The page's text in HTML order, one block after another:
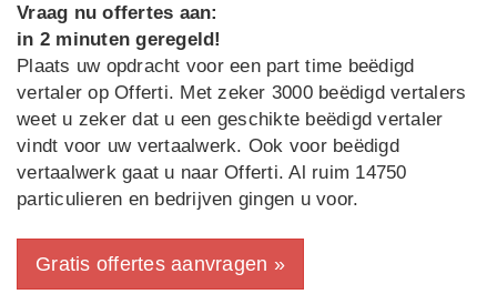
Vraag nu offertes aan:
in 2 minuten geregeld!
Plaats uw opdracht voor een part time beëdigd
vertaler op Offerti. Met zeker 3000 beëdigd vertalers
weet u zeker dat u een geschikte beëdigd vertaler
vindt voor uw vertaalwerk. Ook voor beëdigd
vertaalwerk gaat u naar Offerti. Al ruim 14750
particulieren en bedrijven gingen u voor.
Gratis offertes aanvragen »